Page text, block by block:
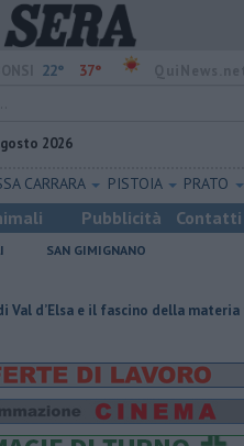
22° 37°
2026
CARRARA PISTOIA PRATO
Pubblicità Contatti
SAN GIMIGNANO
fascino della materia trasparente